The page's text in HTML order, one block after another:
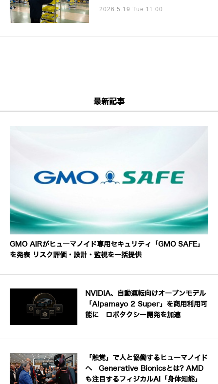
2026.5.19 Tue 11:00
最新記事
GMO AIRがヒューマノイド専用セキュリティ「GMO SAFE」
を発表 リスク評価・設計・監視を一括提供
NVIDIA、自動運転向けオープンモデル
「Alpamayo 2 Super」を商用利用可
能に ロボタクシー開発を加速
「触覚」で人と協働するヒューマノイド
へ Generative Bionicsとは? AMD
も注目するフィジカルAI「身体知能」